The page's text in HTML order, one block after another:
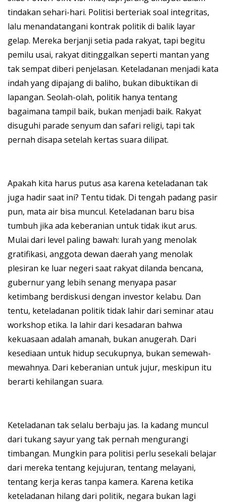
tindakan sehari-hari. Politisi berteriak soal integritas,
lalu menandatangani kontrak politik di balik layar
gelap. Mereka berjanji setia pada rakyat, tapi begitu
pemilu usai, rakyat ditinggalkan seperti mantan yang
tak sempat diberi penjelasan. Keteladanan menjadi kata
indah yang dipajang di baliho, bukan dibuktikan di
lapangan. Seolah-olah, politik hanya tentang
bagaimana tampil baik, bukan menjadi baik. Rakyat
disuguhi parade senyum dan safari religi, tapi tak
pernah disapa setelah kertas suara dilipat.
Apakah kita harus putus asa karena keteladanan tak
juga hadir saat ini? Tentu tidak. Di tengah padang pasir
pun, mata air bisa muncul. Keteladanan baru bisa
tumbuh jika ada keberanian untuk tidak ikut arus.
Mulai dari level paling bawah: lurah yang menolak
gratifikasi, anggota dewan daerah yang menolak
plesiran ke luar negeri saat rakyat dilanda bencana,
gubernur yang lebih senang menyapa pasar
ketimbang berdiskusi dengan investor kelabu. Dan
tentu, keteladanan politik tidak lahir dari seminar atau
workshop etika. Ia lahir dari kesadaran bahwa
kekuasaan adalah amanah, bukan anugerah. Dari
kesediaan untuk hidup secukupnya, bukan semewah-
mewahnya. Dari keberanian untuk jujur, meskipun itu
berarti kehilangan suara.
Keteladanan tak selalu berbaju jas. Ia kadang muncul
dari tukang sayur yang tak pernah mengurangi
timbangan. Mungkin para politisi perlu sesekali belajar
dari mereka tentang kejujuran, tentang melayani,
tentang kerja keras tanpa kamera. Karena ketika
keteladanan hilang dari politik, negara bukan lagi